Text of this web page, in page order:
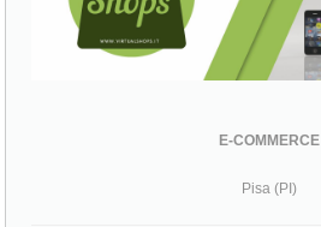
E-COMMERCE
Pisa (PI)